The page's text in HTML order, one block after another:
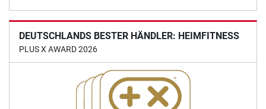
DEUTSCHLANDS BESTER HÄNDLER: HEIMFITNESS
PLUS X AWARD 2026